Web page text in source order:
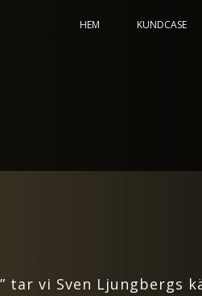
HEM KUNDCASE
vi Sven Ljungbergs